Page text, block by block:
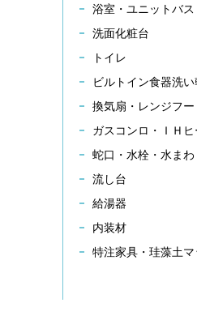
浴室・ユニットバス
洗面化粧台
トイレ
ビルトイン食器洗
換気扇・レンジフー
ガスコンロ・ＩＨヒ
蛇口・水栓・水まわ
流し台
給湯器
内装材
特注家具・珪藻土